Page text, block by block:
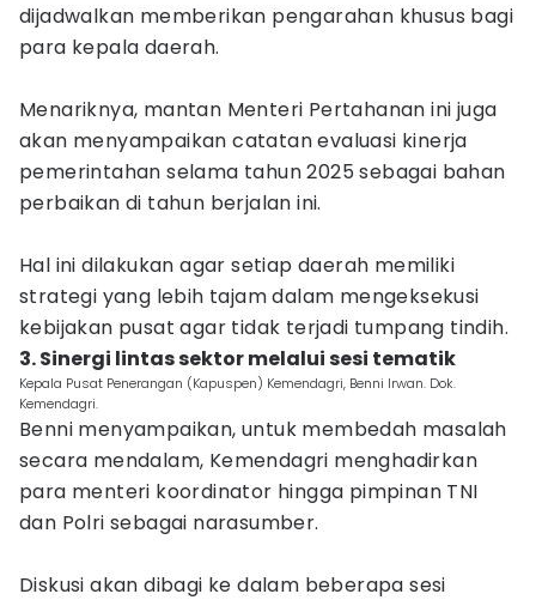
dijadwalkan memberikan pengarahan khusus bagi
para kepala daerah.
Menariknya, mantan Menteri Pertahanan ini juga
akan menyampaikan catatan evaluasi kinerja
pemerintahan selama tahun 2025 sebagai bahan
perbaikan di tahun berjalan ini.
Hal ini dilakukan agar setiap daerah memiliki
strategi yang lebih tajam dalam mengeksekusi
kebijakan pusat agar tidak terjadi tumpang tindih.
3. Sinergi lintas sektor melalui sesi tematik
Kepala Pusat Penerangan (Kapuspen) Kemendagri, Benni Irwan. Dok.
Kemendagri.
Benni menyampaikan, untuk membedah masalah
secara mendalam, Kemendagri menghadirkan
para menteri koordinator hingga pimpinan TNI
dan Polri sebagai narasumber.
Diskusi akan dibagi ke dalam beberapa sesi